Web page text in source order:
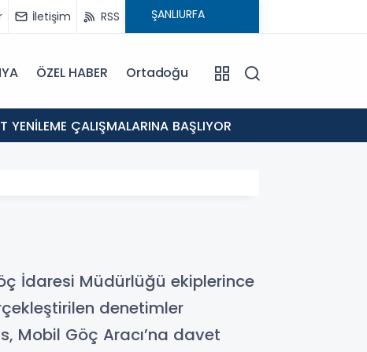
İletişim RSS
ÖZEL HABER Ortadoğu
YENİLEME ÇALIŞMALARINA BAŞLIYOR
İdaresi Müdürlüğü ekiplerince
denetimler
Mobil Göç Aracı’na davet